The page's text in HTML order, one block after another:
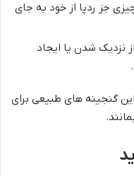
جز ردپا از خود به جای
نزدیک شدن یا ایجاد
گنجینه های طبیعی برای